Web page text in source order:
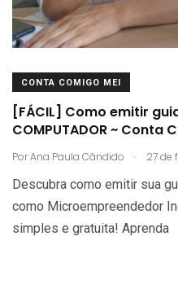
CONTA COMIGO MEI
[FÁCIL] Como emitir
COMPUTADOR ~ Conta
PorAna Paula Cândido . 27 de
Descubra como emitir sua
como Microempreendedor
simples e gratuita! Aprenda